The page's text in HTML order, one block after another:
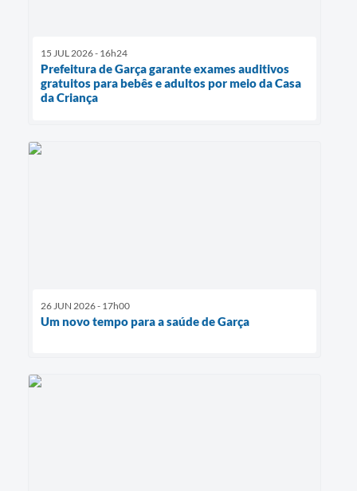
15 JUL 2026 - 16h24
Prefeitura de Garça garante exames auditivos
gratuitos para bebês e adultos por meio da Casa
da Criança
26 JUN 2026 - 17h00
Um novo tempo para a saúde de Garça